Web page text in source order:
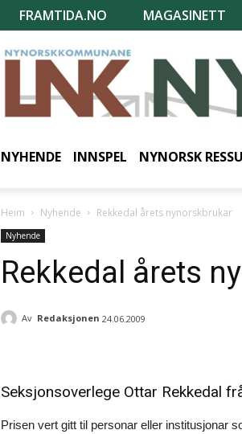
FRAMTIDA.NO MAGASINETT
NYHENDE INNSPEL NYNORSK
Heim Nyhende Rekkedal årets nynorskbrukar
Nyhende
Rekkedal årets
Av Redaksjonen 24.06.2009
Seksjonsoverlege Ottar Rekkedal
Prisen vert gitt til personar eller institusjonar